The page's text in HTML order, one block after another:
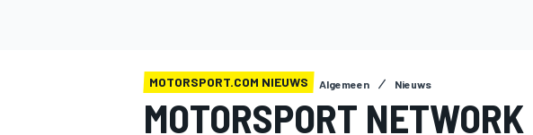
MOTORSPORT.COM NIEUWS Algemeen Nieuws
MOTORSPORT